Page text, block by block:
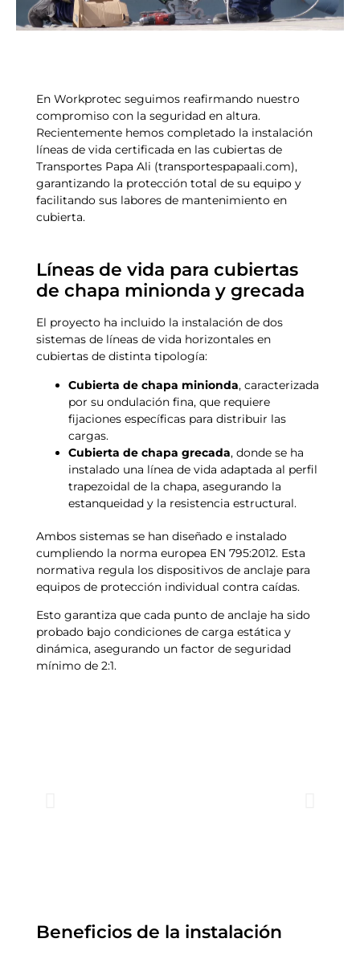
En Workprotec seguimos reafirmando nuestro
compromiso con la seguridad en altura.
Recientemente hemos completado la instalación
líneas de vida certificada en las cubiertas de
Transportes Papa Ali (transportespapaali.com),
garantizando la protección total de su equipo y
facilitando sus labores de mantenimiento en
cubierta.
Líneas de vida para cubiertas
de chapa minionda y grecada
El proyecto ha incluido la instalación de dos
sistemas de líneas de vida horizontales en
cubiertas de distinta tipología:
Cubierta de chapa minionda, caracterizada
por su ondulación fina, que requiere
fijaciones específicas para distribuir las
cargas.
Cubierta de chapa grecada, donde se ha
instalado una línea de vida adaptada al perfil
trapezoidal de la chapa, asegurando la
estanqueidad y la resistencia estructural.
Ambos sistemas se han diseñado e instalado
cumpliendo la norma europea EN 795:2012. Esta
normativa regula los dispositivos de anclaje para
equipos de protección individual contra caídas.
Esto garantiza que cada punto de anclaje ha sido
probado bajo condiciones de carga estática y
dinámica, asegurando un factor de seguridad
mínimo de 2:1.
Beneficios de la instalación